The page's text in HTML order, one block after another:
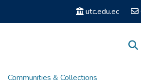
utc.edu.ec
Communities & Collections
Home